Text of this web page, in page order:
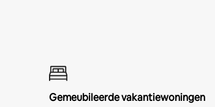
Gemeubileerde vakantiewoningen